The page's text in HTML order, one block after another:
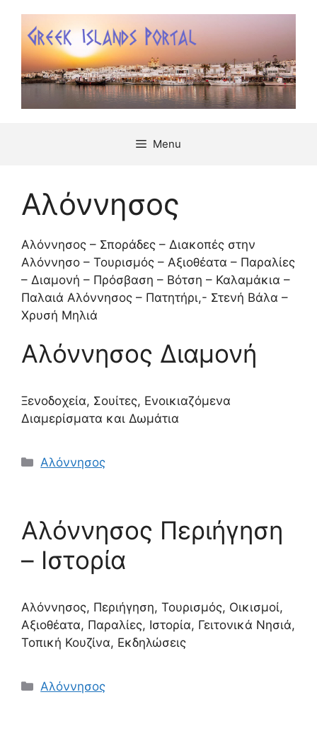
περιεχόμενο
Menu
Αλόννησος
Αλόννησος – Σποράδες – Διακοπές στην
Αλόννησο – Τουρισμός – Αξιοθέατα – Παραλίες
– Διαμονή – Πρόσβαση – Βότση – Καλαμάκια –
Παλαιά Αλόννησος – Πατητήρι,- Στενή Βάλα –
Χρυσή Μηλιά
Αλόννησος Διαμονή
Ξενοδοχεία, Σουίτες, Ενοικιαζόμενα
Διαμερίσματα και Δωμάτια
Κατηγορίες
Αλόννησος
Αλόννησος Περιήγηση
– Ιστορία
Αλόννησος, Περιήγηση, Τουρισμός, Οικισμοί,
Αξιοθέατα, Παραλίες, Ιστορία, Γειτονικά Νησιά,
Τοπική Κουζίνα, Εκδηλώσεις
Κατηγορίες
Αλόννησος